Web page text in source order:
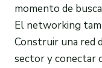
momento de
El networking
Construir una red
sector y conectar